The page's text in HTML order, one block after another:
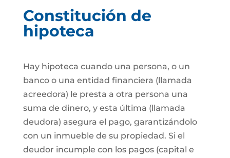
Constitución de
hipoteca
Hay hipoteca cuando una persona, o un
banco o una entidad financiera (llamada
acreedora) le presta a otra persona una
suma de dinero, y esta última (llamada
deudora) asegura el pago, garantizándolo
con un inmueble de su propiedad. Si el
deudor incumple con los pagos (capital e